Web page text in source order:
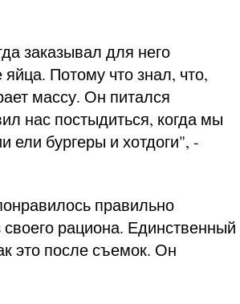
заказывал для него
Потому что знал, что,
массу. Он питался
нас постыдиться, когда мы
ели бургеры и хотдоги", -
правильно
рациона. Единственный
это после съемок. Он